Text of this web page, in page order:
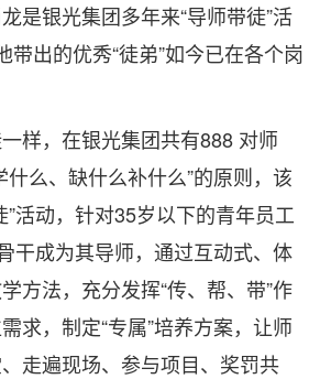
银光集团多年来“导师带徒”活
带出的优秀“徒弟”如今已在各个岗
，在银光集团共有888 对师
什么、缺什么补什么”的原则，该
”活动，针对35岁以下的青年员工
干成为其导师，通过互动式、体
方法，充分发挥“传、帮、带”作
求，制定“专属”培养方案，让师
走遍现场、参与项目、奖罚共